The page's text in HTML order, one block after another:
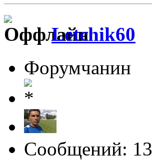
Letchik60
Форумчанин
Сообщений: 13